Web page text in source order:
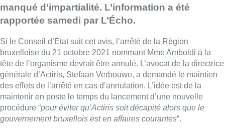
manqué d’impartialité. L’information a été
rapportée samedi par L’Écho.
Si le Conseil d’État suit cet avis, l’arrêté de la Région
bruxelloise du 21 octobre 2021 nommant Mme Amboldi à la
tête de l’organisme devrait être annulé. L’avocat de la directrice
générale d’Actiris, Stefaan Verbouwe, a demandé le maintien
des effets de l’arrêté en cas d’annulation. L’idée est de la
maintenir en poste le temps du lancement d’une nouvelle
procédure “pour éviter qu’Actiris soit décapité alors que le
gouvernement bruxellois est en affaires courantes“.